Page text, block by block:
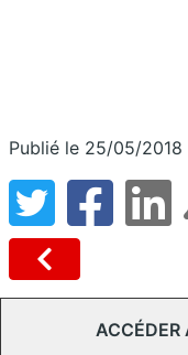
Publié le 25/05/2018